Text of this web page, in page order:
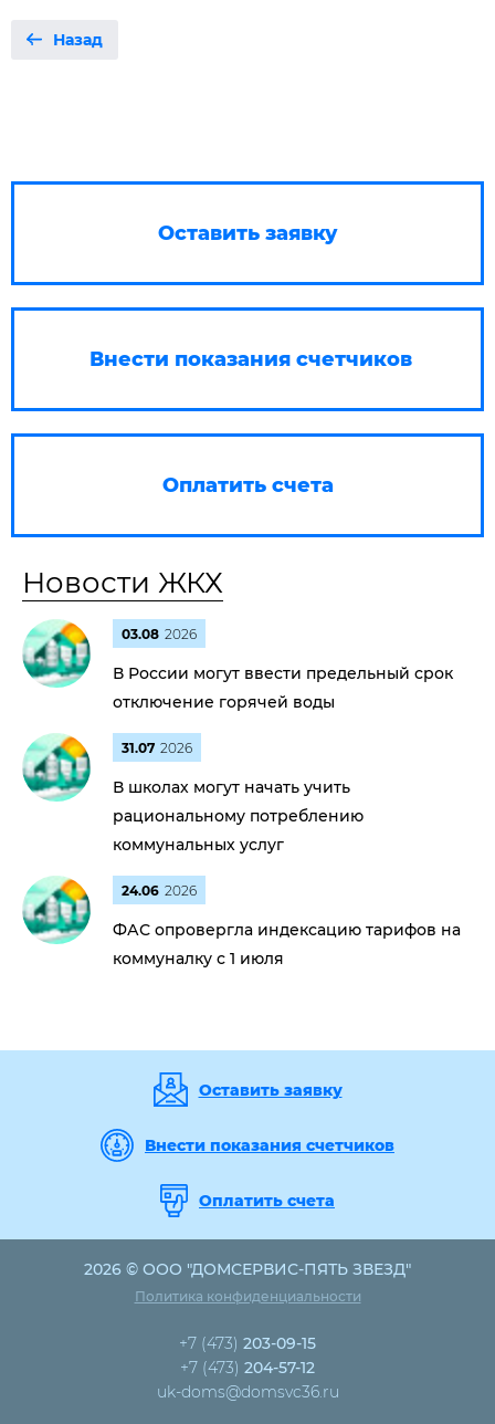
Назад
Оставить заявку
Внести показания счетчиков
Оплатить счета
Новости ЖКХ
03.08 2026
В России могут ввести предельный срок
отключение горячей воды
31.07 2026
В школах могут начать учить
рациональному потреблению
коммунальных услуг
24.06 2026
ФАС опровергла индексацию тарифов на
коммуналку с 1 июля
Оставить заявку
Внести показания счетчиков
Оплатить счета
2026 © ООО "ДОМСЕРВИС-ПЯТЬ ЗВЕЗД"
Политика конфиденциальности
+7 (473) 203-09-15
+7 (473) 204-57-12
uk-doms@domsvc36.ru